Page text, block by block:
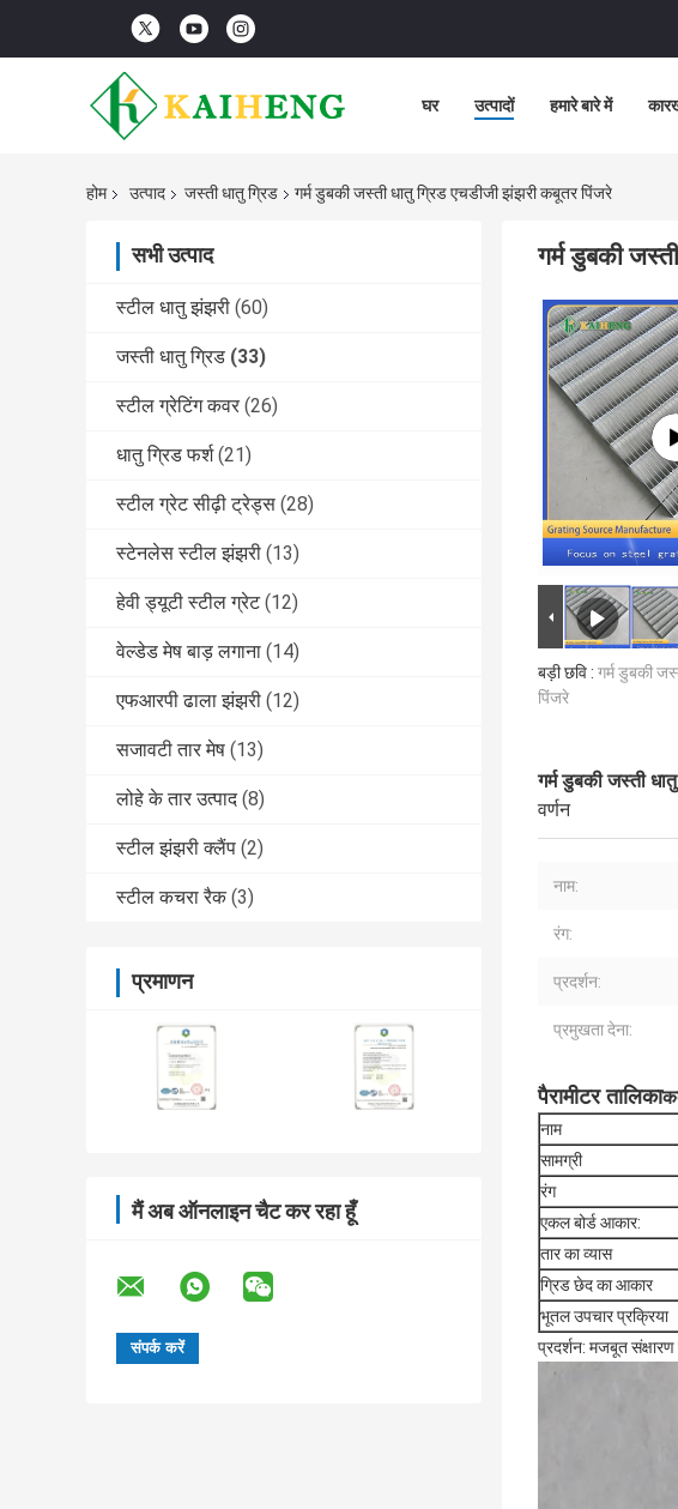
घर उत्पादों हमारे बारे में
होम उत्पाद जस्ती धातु ग्रिड गर्म डुबकी जस्ती धातु ग्रिड एचडीजी झंझरी कबूतर पिंजरे
सभी उत्पाद
स्टील धातु झंझरी (60)
जस्ती धातु ग्रिड (33)
स्टील ग्रेटिंग कवर (26)
धातु ग्रिड फर्श (21)
स्टील ग्रेट सीढ़ी ट्रेड्स (28)
स्टेनलेस स्टील झंझरी (13)
हेवी ड्यूटी स्टील ग्रेट (12)
वेल्डेड मेष बाड़ लगाना (14)
एफआरपी ढाला झंझरी (12)
सजावटी तार मेष (13)
लोहे के तार उत्पाद (8)
स्टील झंझरी क्लैंप (2)
स्टील कचरा रैक (3)
प्रमाणन
मैं अब ऑनलाइन चैट कर रहा हूँ
गर्म डुबकी
बड़ी छवि : गर्म डुबकी
पिंजरे
गर्म डुबकी जस्ती
वर्णन
नाम:
रंग:
प्रदर्शन:
प्रमुखता देना:
पैरामीटर तालिका
नाम
सामग्री
रंग
एकल बोर्ड आकार:
तार का व्यास
ग्रिड छेद का आकार
भूतल उपचार प्रक्रिया
प्रदर्शन: मजबूत